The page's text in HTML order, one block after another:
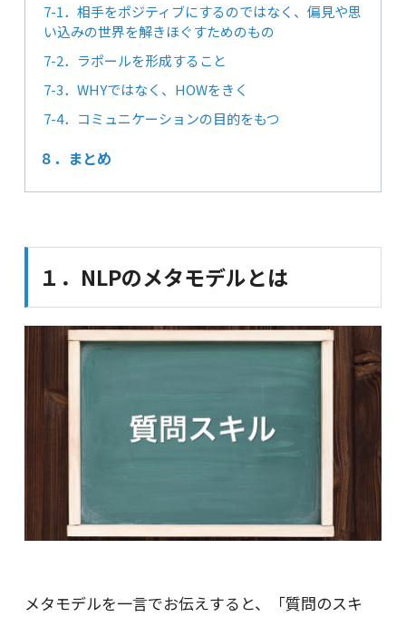
7-1．相手をポジティブにするのではなく、偏見や思
い込みの世界を解きほぐすためのもの
7-2．ラポールを形成すること
7-3．WHYではなく、HOWをきく
7-4．コミュニケーションの目的をもつ
８．まとめ
１．NLPのメタモデルとは
メタモデルを一言でお伝えすると、「質問のスキ